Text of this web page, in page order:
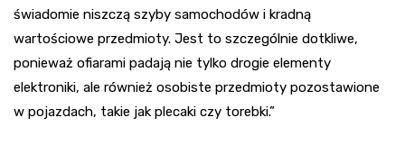
świadomie niszczą szyby samochodów i kradną
wartościowe przedmioty. Jest to szczególnie dotkliwe,
ponieważ ofiarami padają nie tylko drogie elementy
elektroniki, ale również osobiste przedmioty pozostawione
w pojazdach, takie jak plecaki czy torebki.”